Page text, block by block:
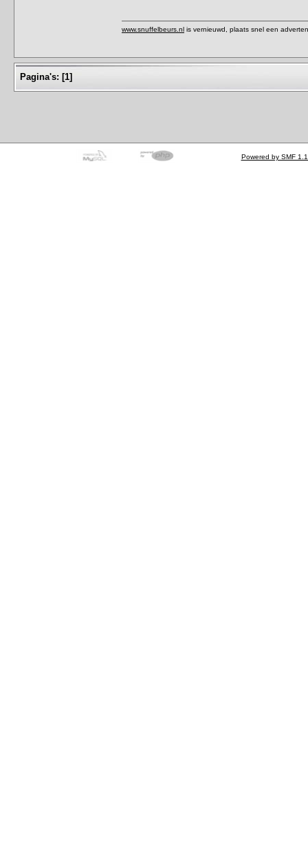
www.snuffelbeurs.nl is vernieuwd, plaats snel een
Pagina's: [1]
Powered by SMF